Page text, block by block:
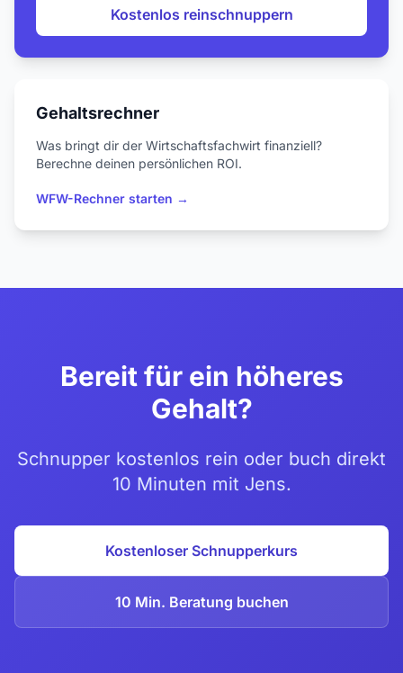
Kostenlos reinschnuppern
Gehaltsrechner
Was bringt dir der Wirtschaftsfachwirt finanziell?
Berechne deinen persönlichen ROI.
WFW-Rechner starten →
Bereit für ein höheres
Gehalt?
Schnupper kostenlos rein oder buch direkt
10 Minuten mit Jens.
Kostenloser Schnupperkurs
10 Min. Beratung buchen